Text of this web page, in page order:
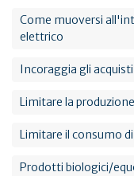
Come muoversi
elettrico
Incoraggia gli
Limitare la
Limitare il consumo
Prodotti biologici/